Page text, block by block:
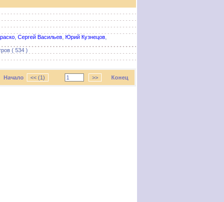
Сергей Васильев Юрий Кузнецов
( 534 )
Начало Конец